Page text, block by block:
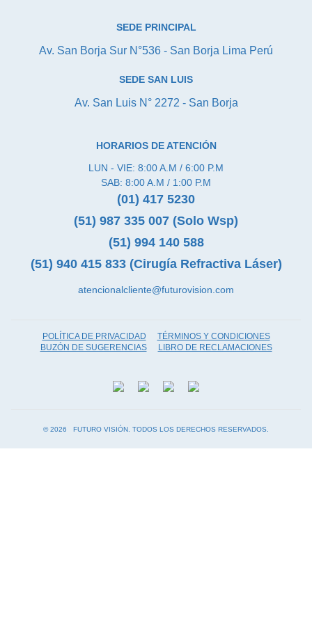
SEDE PRINCIPAL
Av. San Borja Sur N°536 - San Borja Lima Perú
SEDE SAN LUIS
Av. San Luis N° 2272 - San Borja
HORARIOS DE ATENCIÓN
LUN - VIE: 8:00 A.M / 6:00 P.M
SAB: 8:00 A.M / 1:00 P.M
(01) 417 5230
(51) 987 335 007 (Solo Wsp)
(51) 994 140 588
(51) 940 415 833 (Cirugía Refractiva Láser)
atencionalcliente@futurovision.com
POLÍTICA DE PRIVACIDAD
TÉRMINOS Y CONDICIONES
BUZÓN DE SUGERENCIAS
LIBRO DE RECLAMACIONES
© FUTURO VISIÓN. TODOS LOS DERECHOS RESERVADOS.